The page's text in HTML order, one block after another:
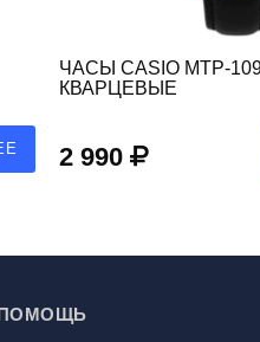
ЧАСЫ CASIO MTP-
КВАРЦЕВЫЕ
2 990